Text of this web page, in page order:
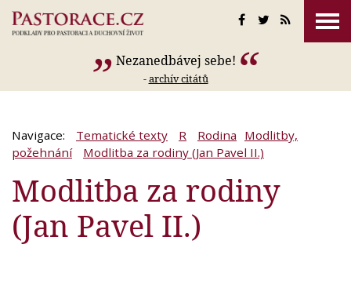
Nezanedbávej sebe!
-archív citátů
Navigace: Tematické texty R Rodina Modlitby,
požehnání
Modlitba za rodiny (Jan Pavel II.)
Modlitba za rodiny
(Jan Pavel II.)